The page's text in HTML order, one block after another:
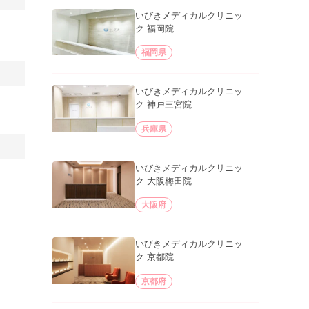
いびきメディカルクリニッ
ク 福岡院
福岡県
いびきメディカルクリニッ
ク 神戸三宮院
兵庫県
いびきメディカルクリニッ
ク 大阪梅田院
大阪府
いびきメディカルクリニッ
ク 京都院
京都府